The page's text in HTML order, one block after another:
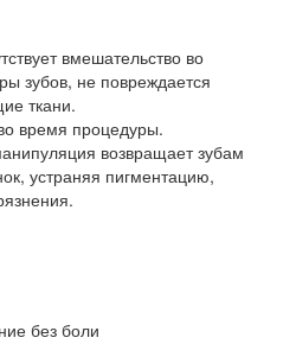
вмешательство во
зубов, не повреждается
ткани.
время процедуры.
возвращает зубам
устраняя пигментацию,
без боли